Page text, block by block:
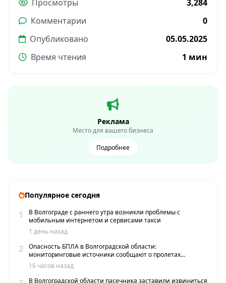
Просмотры
3,284
Комментарии
0
Опубликовано
05.05.2025
Время чтения
1 мин
Реклама
Место для вашего бизнеса
Подробнее
Популярное сегодня
1
В Волгограде с раннего утра возникли проблемы с
мобильным интернетом и сервисами такси
1 день назад
2
Опасность БПЛА в Волгоградской области:
мониторинговые источники сообщают о пролетах
беспилотников
16 часов назад
В Волгоградской области пасечника заставили извиниться